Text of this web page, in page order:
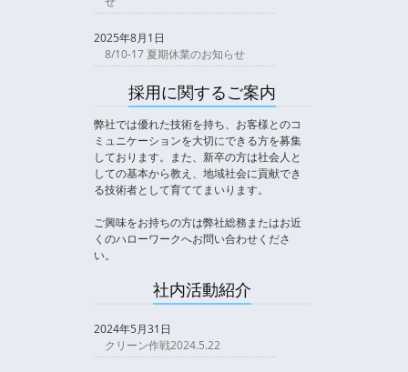
2025年8月1日
8/10-17 夏期休業のお知らせ
採用に関するご案内
弊社では優れた技術を持ち、お客様とのコ
ミュニケーションを大切にできる方を募集
しております。また、新卒の方は社会人と
しての基本から教え、地域社会に貢献でき
る技術者として育ててまいります。
ご興味をお持ちの方は弊社総務またはお近
くのハローワークへお問い合わせくださ
い。
社内活動紹介
2024年5月31日
クリーン作戦2024.5.22